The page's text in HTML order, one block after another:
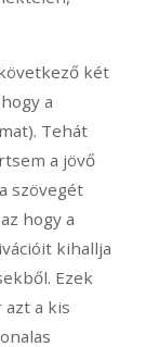
két
a
Tehát
a jövő
szövegét
hogy a
kihallja
Ezek
a kis